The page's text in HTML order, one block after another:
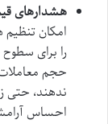
هشدارهای
امکان
را برای
حجم
ندهند، حتی
احساس